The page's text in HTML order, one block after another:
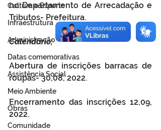
Cultura e Esporte
Infraestrutura
Administração
Datas comemorativas
Assistência Social
Meio Ambiente
Obras
Comunidade
no Departamento de Arrecadação e
Tributos- Prefeitura.
Calendário;
Abertura de inscrições barracas de
roupas- 30,08, 2022.
Encerramento das inscrições 12,09,
2022.